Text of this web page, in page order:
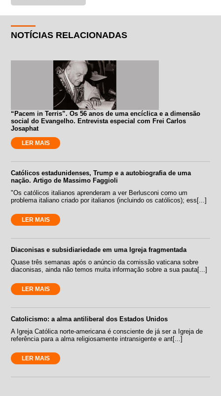
NOTÍCIAS RELACIONADAS
“Pacem in Terris”. Os 56 anos de uma encíclica e a dimensão
social do Evangelho. Entrevista especial com Frei Carlos
Josaphat
LER MAIS
Católicos estadunidenses, Trump e a autobiografia de uma
nação. Artigo de Massimo Faggioli
"Os católicos italianos aprenderam a ver Berlusconi como um
problema italiano criado por italianos (incluindo os católicos); ess[...]
LER MAIS
Diaconisas e subsidiariedade em uma Igreja fragmentada
Quase três semanas após o anúncio da comissão vaticana sobre
diaconisas, ainda não temos muita informação sobre a sua pauta[...]
LER MAIS
Catolicismo: a alma antiliberal dos Estados Unidos
A Igreja Católica norte-americana é consciente de já ser a Igreja de
referência para a alma religiosamente intransigente e ant[...]
LER MAIS